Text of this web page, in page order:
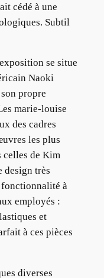
cédé à une
Subtil
se situe
Naoki
propre
marie-louise
des cadres
les plus
celles de Kim
design très
fonctionnalité à
employés :
et
à ces pièces
diverses